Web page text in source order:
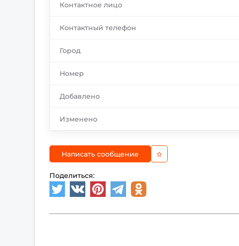
Контактное лицо
Контактный телефон
Город
Номер
Добавлено
Изменено
Написать сообщение
Поделиться: